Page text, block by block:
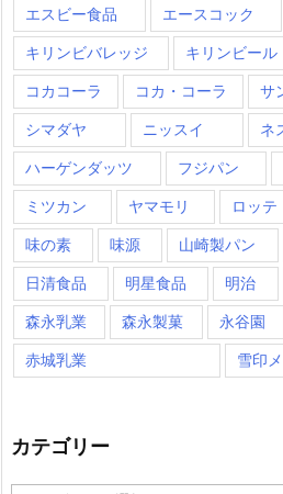
エスビー食品 エースコック
キリンビバレッジ キリンビール
コカコーラ コカ・コーラ サ
シマダヤ ニッスイ ネ
ハーゲンダッツ フジパン
ミツカン ヤマモリ ロッテ
味の素 味源 山崎製パン
日清食品 明星食品 明治
森永乳業 森永製菓 永谷園
赤城乳業 雪印
カテゴリー